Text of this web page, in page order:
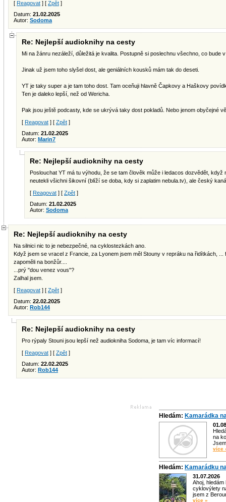
[ Reagovat ] [ Zpět ]
Datum: 21.02.2025
Autor: Sodoma
Re: Nejlepší audioknihy na cesty
Mi na žánru nezáleží, důležitá je kvalita. Postupně si poslechnu všechno, co bude
Jinak už jsem toho slyšel dost, ale geniálních kousků mám tak do deseti.
YT je taky super a je tam toho dost. Tam oceňuji hlavně Čapkovy a Haškovy
Ten je daleko lepší, než od Wericha.
Pak jsou ještě podcasty, kde se ukrývá taky dost pokladů. Nebo jenom obyčejné
[ Reagovat ] [ Zpět ]
Datum: 21.02.2025
Autor: Marin7
Re: Nejlepší audioknihy na cesty
Poslouchat YT má tu výhodu, že se tam člověk může i ledacos dozvědět, když
neutekli všichni šikovní (blíží se doba, kdy si zaplatim nebula.tv), ale český
[ Reagovat ] [ Zpět ]
Datum: 21.02.2025
Autor: Sodoma
Re: Nejlepší audioknihy na cesty
Na silnici nic to je nebezpečné, na cyklostezkách ano.
Když jsem se vracel z Francie, za Lyonem jsem měl Stouny v repráku na řidítkách, ...
zapoměli na bonžůr....
...prý "dou venez vous"?
Zalhal jsem.
[ Reagovat ] [ Zpět ]
Datum: 22.02.2025
Autor: Rob144
Re: Nejlepší audioknihy na cesty
Pro rýpaly Stouni jsou lepší než audiokniha Sodoma, je tam víc informací!
[ Reagovat ] [ Zpět ]
Datum: 22.02.2025
Autor: Rob144
Hledám: Kamarádka
na
více
Hledám: Kamarádku
31.07.2026
Ahoj,
cyklovýlety
jsem z
více »